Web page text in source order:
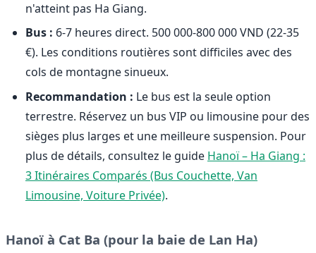
n'atteint pas Ha Giang.
Bus : 6-7 heures direct. 500 000-800 000 VND (22-35
€). Les conditions routières sont difficiles avec des
cols de montagne sinueux.
Recommandation : Le bus est la seule option
terrestre. Réservez un bus VIP ou limousine pour des
sièges plus larges et une meilleure suspension. Pour
plus de détails, consultez le guide Hanoï – Ha Giang :
3 Itinéraires Comparés (Bus Couchette, Van
Limousine, Voiture Privée).
Hanoï à Cat Ba (pour la baie de Lan Ha)